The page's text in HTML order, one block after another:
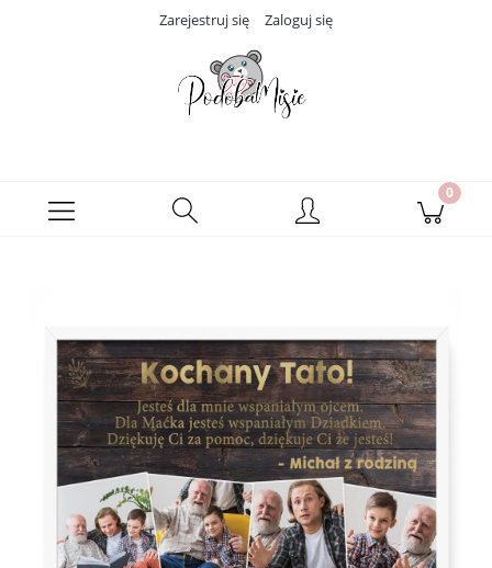
Zarejestruj się Zaloguj się